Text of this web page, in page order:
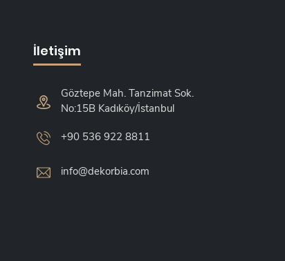
İletişim
Göztepe Mah. Tanzimat Sok.
No:15B Kadıköy/İstanbul
+90 536 922 8811
info@dekorbia.com